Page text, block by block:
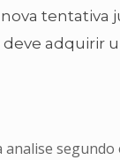
adquirir